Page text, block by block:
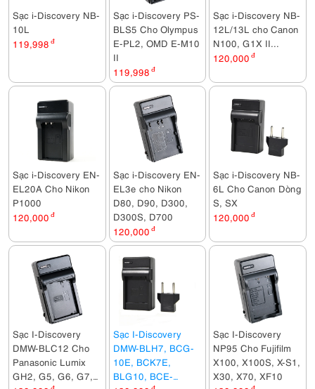
Sạc i-Discovery NB-
10L
119,998 đ
Sạc i-Discovery PS-
BLS5 Cho Olympus
E-PL2, OMD E-M10
II
119,998 đ
Sạc i-Discovery NB-
12L/13L cho Canon
N100, G1X II...
120,000 đ
Sạc i-Discovery EN-
EL20A Cho Nikon
P1000
120,000 đ
Sạc i-Discovery EN-
EL3e cho Nikon
D80, D90, D300,
D300S, D700
120,000 đ
Sạc i-Discovery NB-
6L Cho Canon Dòng
S, SX
120,000 đ
Sạc I-Discovery
DMW-BLC12 Cho
Panasonic Lumix
GH2, G5, G6, G7,
Sạc I-Discovery
DMW-BLH7, BCG-
10E, BCK7E,
BLG10, BCE-
Sạc I-Discovery
NP95 Cho Fujifilm
X100, X100S, X-S1,
X30, X70, XF10